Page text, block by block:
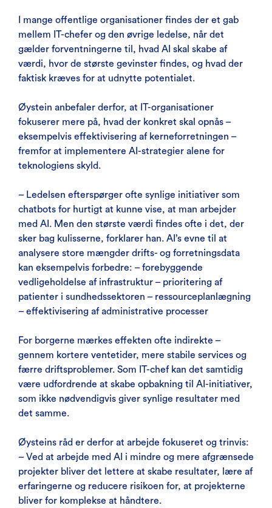
I mange offentlige organisationer findes der et gab
mellem IT-chefer og den øvrige ledelse, når det
gælder forventningerne til, hvad AI skal skabe af
værdi, hvor de største gevinster findes, og hvad der
faktisk kræves for at udnytte potentialet.
Øystein anbefaler derfor, at IT-organisationer
fokuserer mere på, hvad der konkret skal opnås –
eksempelvis effektivisering af kerneforretningen –
fremfor at implementere AI-strategier alene for
teknologiens skyld.
– Ledelsen efterspørger ofte synlige initiativer som
chatbots for hurtigt at kunne vise, at man arbejder
med AI. Men den største værdi findes ofte i det, der
sker bag kulisserne, forklarer han. AI’s evne til at
analysere store mængder drifts- og forretningsdata
kan eksempelvis forbedre: – forebyggende
vedligeholdelse af infrastruktur – prioritering af
patienter i sundhedssektoren – ressourceplanlægning
– effektivisering af administrative processer
For borgerne mærkes effekten ofte indirekte –
gennem kortere ventetider, mere stabile services og
færre driftsproblemer. Som IT-chef kan det samtidig
være udfordrende at skabe opbakning til AI-initiativer,
som ikke nødvendigvis giver synlige resultater med
det samme.
Øysteins råd er derfor at arbejde fokuseret og trinvis:
– Ved at arbejde med AI i mindre og mere afgrænsede
projekter bliver det lettere at skabe resultater, lære af
erfaringerne og reducere risikoen for, at projekterne
bliver for komplekse at håndtere.